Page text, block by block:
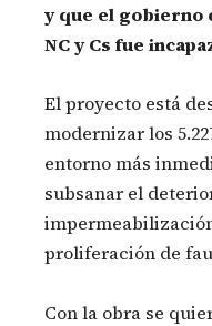
y que el gobierno
NC y Cs fue
El proyecto está
modernizar los
entorno más
subsanar el
proliferación de
Con la obra se